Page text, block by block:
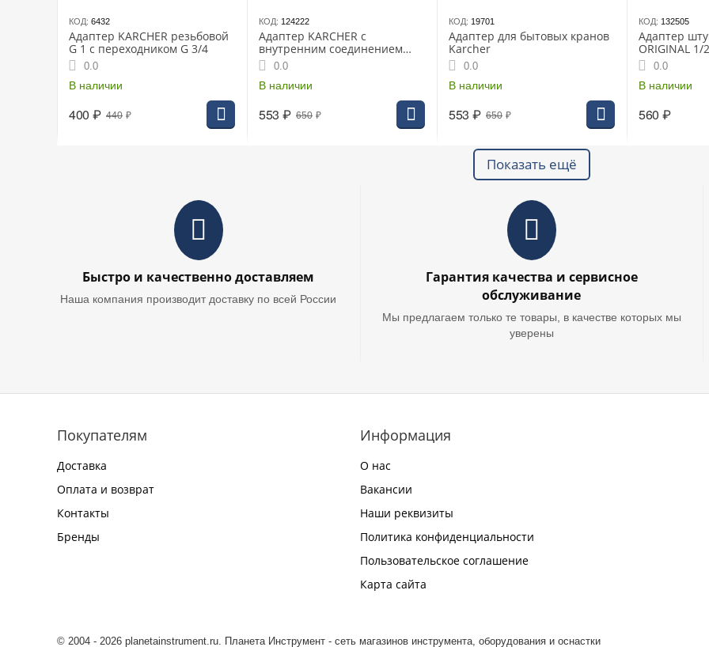
КОД: 6432
Адаптер KARCHER резьбовой
G 1 с переходником G 3/4
0.0
В наличии
440 ₽
400 ₽
КОД: 124222
Адаптер KARCHER с
внутренним соединением
2.645-010.0
0.0
В наличии
650 ₽
553 ₽
КОД: 19701
Адаптер для бытовых кранов
Karcher
0.0
В наличии
650 ₽
553 ₽
КОД: 132505
Адаптер
ORIGINAL 1/
резьбой, с
55223C)
0.0
В наличии
560 ₽
Показать ещё
Быстро и качественно доставляем
Наша компания производит доставку по всей России
Гарантия качества и сервисное
обслуживание
Мы предлагаем только те товары, в качестве которых мы
уверены
Покупателям
Доставка
Оплата и возврат
Контакты
Бренды
Информация
О нас
Вакансии
Наши реквизиты
Политика конфиденциальности
Пользовательское соглашение
Карта сайта
© 2004 - 2026 planetainstrument.ru. Планета Инструмент - сеть магазинов инструмента, оборудования и оснастки